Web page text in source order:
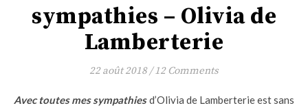
sympathies – Olivia de
Lamberterie
22 août 2018/ 12 Comments
Avec toutes mes sympathiesd’Olivia de Lamberterie est sans